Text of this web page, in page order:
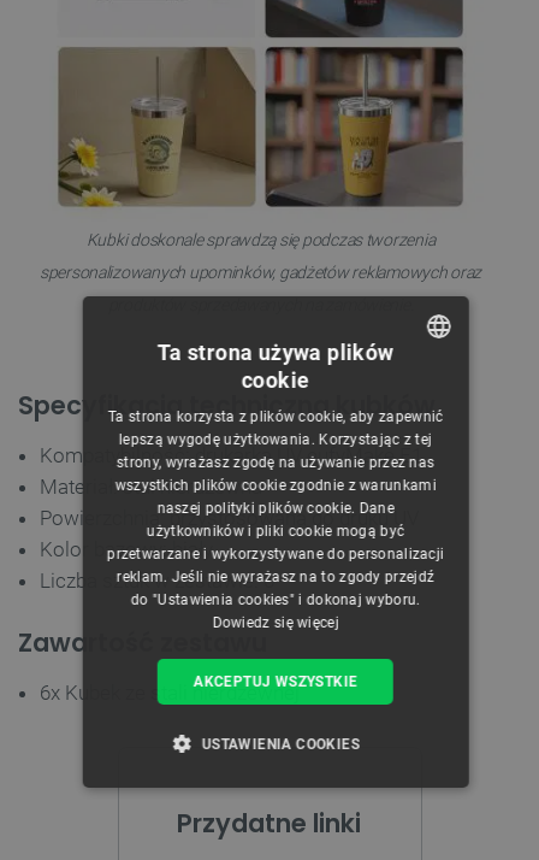
Kubki doskonale sprawdzą się podczas tworzenia
spersonalizowanych upominków, gadżetów reklamowych oraz
Specyfikacja techniczna kubków
Kompatybilność: drukarka UV eufyMake E1
Materiał: stal nierdzewna
Powierzchnia: przystosowana do druku UV
Kolor bazowy: biały
Liczba sztuk w zestawie: 6
Zawartość zestawu
6x Kubek ze stali nierdzewnej
Przydatne linki
CZECH
ENGLISH
GERMAN
Ta strona używa plików
cookie
Ta strona korzysta z plików cookie, aby zapewnić
lepszą wygodę użytkowania. Korzystając z tej
strony, wyrażasz zgodę na używanie przez nas
wszystkich plików cookie zgodnie z warunkami
naszej polityki plików cookie. Dane
użytkowników i pliki cookie mogą być
przetwarzane i wykorzystywane do personalizacji
reklam. Jeśli nie wyrażasz na to zgody przejdź
do "Ustawienia cookies" i dokonaj wyboru.
Dowiedz się więcej
AKCEPTUJ WSZYSTKIE
USTAWIENIA COOKIES